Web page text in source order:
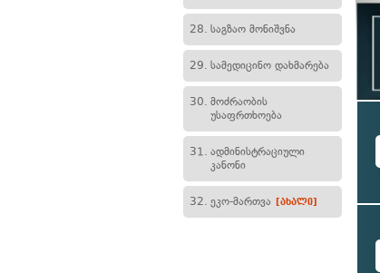
28. საგზაო მონიშვნა
29. სამედიცინო დახმარება
30. მოძრაობის
უსაფრთხოება
31. ადმინისტრაციული
კანონი
32. ეკო-მართვა [ახალი]